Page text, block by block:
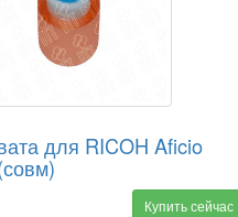
для RICOH Aficio
Купить сейчас